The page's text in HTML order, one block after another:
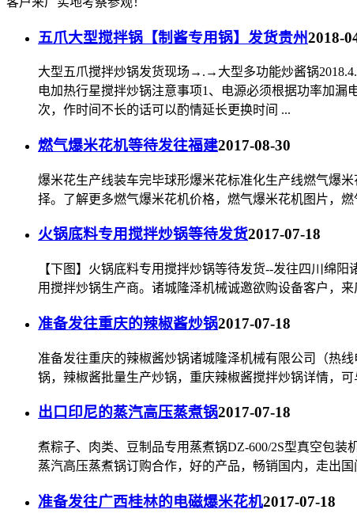
五爪大型搅拌锅【制酱专用锅】发货贵州2018-
大型五爪搅拌炒锅发货现场→.→大型多功能炒酱锅
电加热行星搅拌炒锅注意事项1、电源必须根据功率加漏
次，作时间不长的话可以酌情延长更换时间 ...
燃气爆米花机等待发往福建2017-08-30
爆米花生产线装车完毕球形爆米花标准化生产线燃气爆
择。了解更多燃气爆米花机价格，燃气爆米花机图片，
火锅底料专用搅拌炒锅等待发货2017-07-18
【下图】火锅底料专用搅拌炒锅等待发货--发往四川绵
用搅拌炒锅生产商。诸城隆泽机械诚邀欲购设备客户，来
准备发往重庆的辣椒酱炒锅2017-07-18
准备发往重庆的辣椒酱炒锅诸城隆泽机械有限公司（热
锅，辣椒酱批量生产炒锅，重庆辣椒酱搅拌炒锅详情，可
出口印尼的蒸汽高压蒸煮锅2017-07-18
煮粽子、肉类、豆制品专用蒸煮锅DZ-600/2S型真空包
蒸汽高压蒸煮锅订购合作，好的产品，畅销国内，走出
准备发往广西桂林的电磁爆米花机2017-07-18